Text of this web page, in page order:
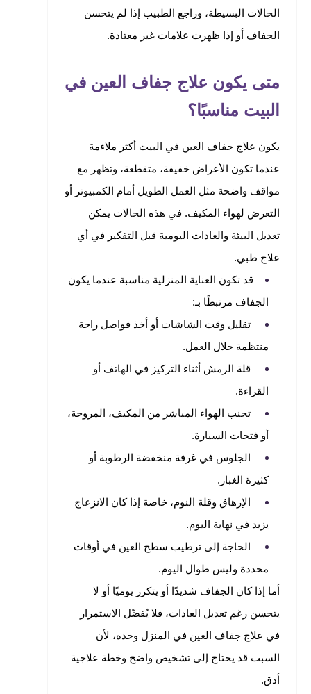
الحالات البسيطة، وراجع الطبيب إذا لم يتحسن
الجفاف أو إذا ظهرت علامات غير معتادة.
متى يكون علاج جفاف العين في
البيت مناسبًا؟
يكون علاج جفاف العين في البيت أكثر ملاءمة
عندما تكون الأعراض خفيفة، متقطعة، وتظهر مع
مواقف واضحة مثل العمل الطويل أمام الكمبيوتر أو
التعرض لهواء المكيف. في هذه الحالات يمكن
تعديل البيئة والعادات اليومية قبل التفكير في أي
علاج طبي.
قد تكون العناية المنزلية مناسبة عندما يكون
الجفاف مرتبطًا بـ:
تقليل وقت الشاشات أو أخذ فواصل راحة
منتظمة خلال العمل.
قلة الرمش أثناء التركيز في الهاتف أو
القراءة.
تجنب الهواء المباشر من المكيف، المروحة،
أو فتحات السيارة.
الجلوس في غرفة منخفضة الرطوبة أو
كثيرة الغبار.
الإرهاق وقلة النوم، خاصة إذا كان الانزعاج
يزيد في نهاية اليوم.
الحاجة إلى ترطيب سطح العين في أوقات
محددة وليس طوال اليوم.
أما إذا كان الجفاف شديدًا أو يتكرر يوميًا أو لا
يتحسن رغم تعديل العادات، فلا يُفضّل الاستمرار
في علاج جفاف العين في المنزل وحده، لأن
السبب قد يحتاج إلى تشخيص واضح وخطة علاجية
أدق.